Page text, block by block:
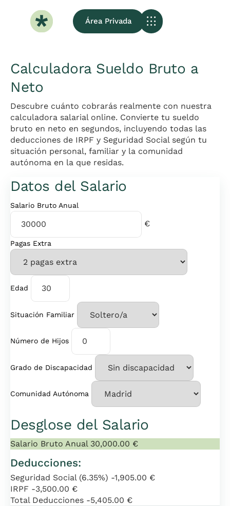
Área Privada
Calculadora Sueldo Bruto a
Neto
Descubre cuánto cobrarás realmente con nuestra
calculadora salarial online. Convierte tu sueldo
bruto en neto en segundos, incluyendo todas las
deducciones de IRPF y Seguridad Social según tu
situación personal, familiar y la comunidad
autónoma en la que residas.
Datos del Salario
Salario Bruto Anual
€
Pagas Extra
Edad
Situación Familiar
Número de Hijos
Grado de Discapacidad
Comunidad Autónoma
Desglose del Salario
Salario Bruto Anual 30,000.00 €
Deducciones:
Seguridad Social (6.35%) -1,905.00 €
IRPF -3,500.00 €
Total Deducciones -5,405.00 €